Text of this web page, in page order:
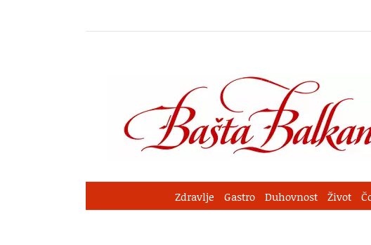
Zdravlje Gastro Duhovnost Život